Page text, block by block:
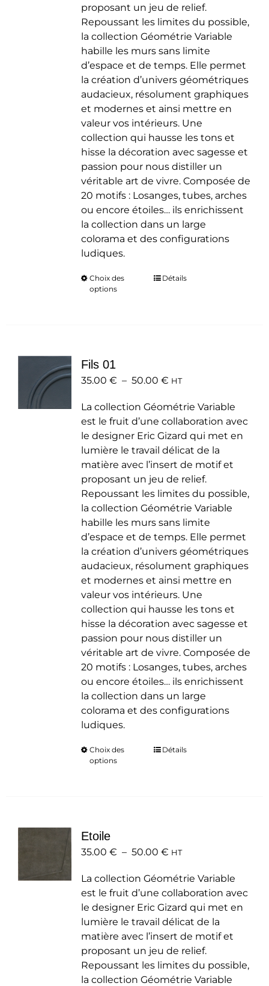
produit
proposant un jeu de relief.
Repoussant les limites du possible,
la collection Géométrie Variable
habille les murs sans limite
d’espace et de temps. Elle permet
la création d’univers géométriques
audacieux, résolument graphiques
et modernes et ainsi mettre en
valeur vos intérieurs. Une
collection qui hausse les tons et
hisse la décoration avec sagesse et
passion pour nous distiller un
véritable art de vivre. Composée de
20 motifs : Losanges, tubes, arches
ou encore étoiles… ils enrichissent
la collection dans un large
colorama et des configurations
ludiques.
Choix des
options
Ce
peuvent
choisies
sur
la
page
du
produit
Détails
Fils 01
35.00 € – 50.00 €Plage
prix :
35.00 €
à
50.00 €
HT
La collection Géométrie Variable
est le fruit d’une collaboration avec
le designer Eric Gizard qui met en
lumière le travail délicat de la
matière avec l’insert de motif et
proposant un jeu de relief.
Repoussant les limites du possible,
la collection Géométrie Variable
habille les murs sans limite
d’espace et de temps. Elle permet
la création d’univers géométriques
audacieux, résolument graphiques
et modernes et ainsi mettre en
valeur vos intérieurs. Une
collection qui hausse les tons et
hisse la décoration avec sagesse et
passion pour nous distiller un
véritable art de vivre. Composée de
20 motifs : Losanges, tubes, arches
ou encore étoiles… ils enrichissent
la collection dans un large
colorama et des configurations
ludiques.
Choix des
options
Ce
peuvent
choisies
sur
la
page
du
produit
Détails
Etoile
35.00 € – 50.00 €Plage
prix :
35.00 €
à
50.00 €
HT
La collection Géométrie Variable
est le fruit d’une collaboration avec
le designer Eric Gizard qui met en
lumière le travail délicat de la
matière avec l’insert de motif et
proposant un jeu de relief.
Repoussant les limites du possible,
la collection Géométrie Variable